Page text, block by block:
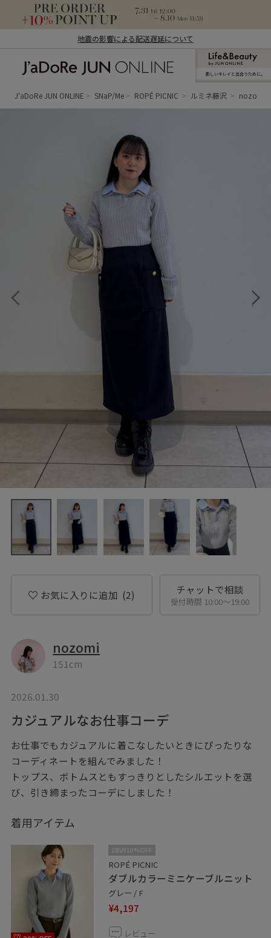
地震の影響による配送遅延について
ン オンライン）
新しいキレイと出合うために。
J'aDoRe JUN ONLINE SNaP/Me ROPÉ PICNIC ルミネ藤沢 nozomi
お気に入りに追加 (2) チャットで相談
受付時間 10:00〜19:00
nozomi
151cm
2026.01.30
カジュアルなお仕事コーデ
お仕事でもカジュアルに着こなしたいときにぴったりな
コーディネートを組んでみました！
トップス、ボトムスともすっきりとしたシルエットを選
び、引き締まったコーデにしました！
着用アイテム
2BUY10%OFF
ROPÉ PICNIC
ダブルカラーミニケーブルニット
グレー / F
¥4,197
レビュー